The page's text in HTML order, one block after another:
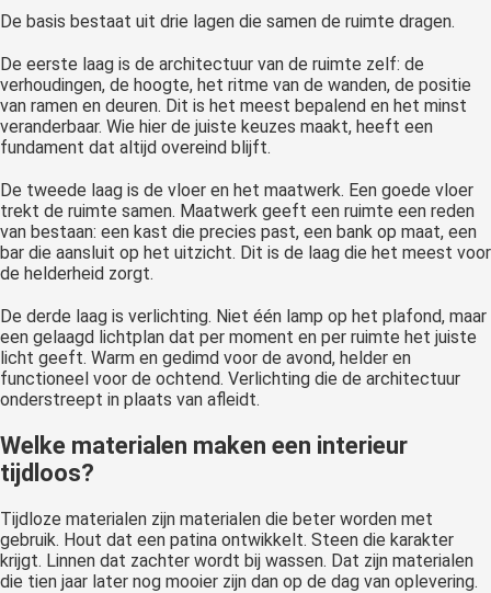
De basis bestaat uit drie lagen die samen de ruimte dragen.
De eerste laag is de architectuur van de ruimte zelf: de
verhoudingen, de hoogte, het ritme van de wanden, de positie
van ramen en deuren. Dit is het meest bepalend en het minst
veranderbaar. Wie hier de juiste keuzes maakt, heeft een
fundament dat altijd overeind blijft.
De tweede laag is de vloer en het maatwerk. Een goede vloer
trekt de ruimte samen. Maatwerk geeft een ruimte een reden
van bestaan: een kast die precies past, een bank op maat, een
bar die aansluit op het uitzicht. Dit is de laag die het meest voor
de helderheid zorgt.
De derde laag is verlichting. Niet één lamp op het plafond, maar
een gelaagd lichtplan dat per moment en per ruimte het juiste
licht geeft. Warm en gedimd voor de avond, helder en
functioneel voor de ochtend. Verlichting die de architectuur
onderstreept in plaats van afleidt.
Welke materialen maken een interieur
tijdloos?
Tijdloze materialen zijn materialen die beter worden met
gebruik. Hout dat een patina ontwikkelt. Steen die karakter
krijgt. Linnen dat zachter wordt bij wassen. Dat zijn materialen
die tien jaar later nog mooier zijn dan op de dag van oplevering.